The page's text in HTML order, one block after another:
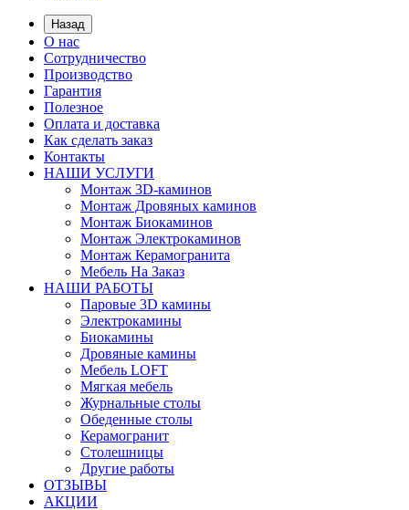
Назад
О нас
Сотрудничество
Производство
Гарантия
Полезное
Оплата и доставка
Как сделать заказ
Контакты
НАШИ УСЛУГИ
Монтаж 3D-каминов
Монтаж Дровяных каминов
Монтаж Биокаминов
Монтаж Электрокаминов
Монтаж Керамогранита
Мебель На Заказ
НАШИ РАБОТЫ
Паровые 3D камины
Электрокамины
Биокамины
Дровяные камины
Мебель LOFT
Мягкая мебель
Журнальные столы
Обеденные столы
Керамогранит
Столешницы
Другие работы
ОТЗЫВЫ
АКЦИИ